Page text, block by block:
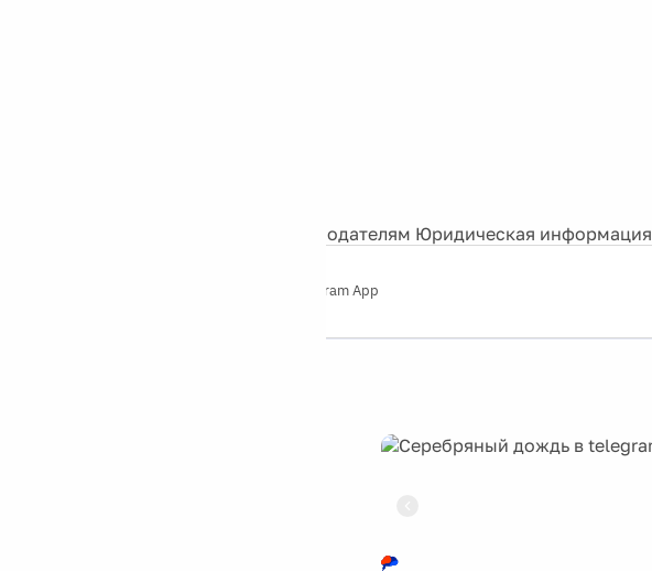
Рекламодателям Юридическая информация
Telegram App